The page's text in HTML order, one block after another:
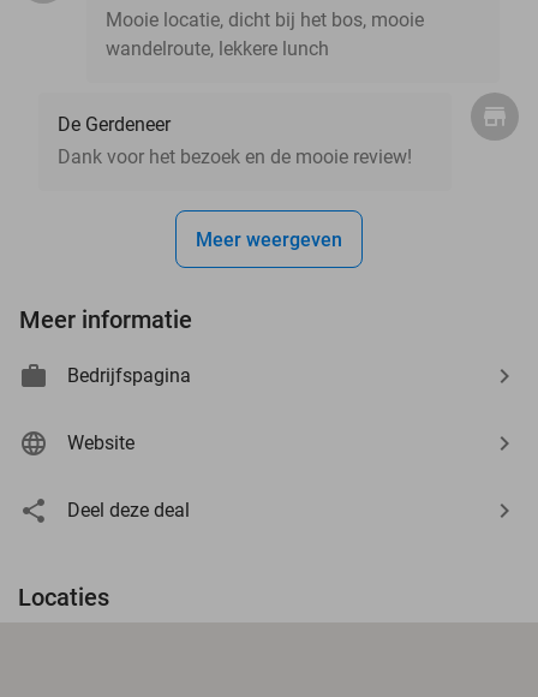
Mooie locatie, dicht bij het bos, mooie
wandelroute, lekkere lunch
De Gerdeneer
Dank voor het bezoek en de mooie review!
Meer weergeven
Meer informatie
Bedrijfspagina
Website
Deel deze deal
Locaties